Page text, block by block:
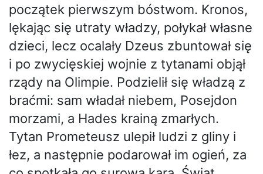
początek pierwszym bóstwom. Kronos,
lękając się utraty władzy, połykał własne
dzieci, lecz ocalały Dzeus zbuntował się
i po zwycięskiej wojnie z tytanami objął
rządy na Olimpie. Podzielił się władzą z
braćmi: sam władał niebem, Posejdon
morzami, a Hades krainą zmarłych.
Tytan Prometeusz ulepił ludzi z gliny i
łez, a następnie podarował im ogień, za